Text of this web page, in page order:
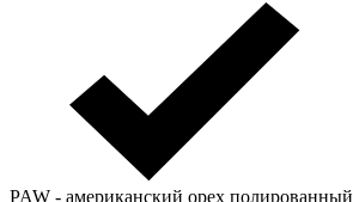
PAW - американский орех полированный